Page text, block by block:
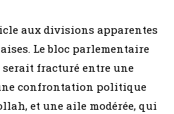
aux divisions apparentes
Le bloc parlementaire
serait fracturé entre une
confrontation politique
et une aile modérée, qui